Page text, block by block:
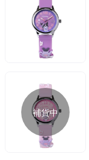
補貨中